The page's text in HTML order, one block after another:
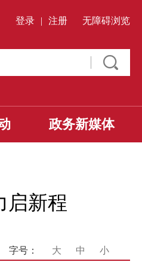
登录 | 注册 无障碍浏览
政务新媒体
启新程
字号： 大 中 小